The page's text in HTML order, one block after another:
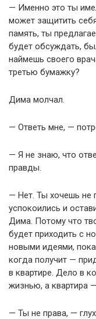
— Именно это ты
может защитить
память, ты
будет обсуждать,
наймешь своего
третью бумажку?
Дима молчал.
— Ответь мне, —
— Я не знаю, что
правды.
— Нет. Ты хочешь не
успокоились и
Дима. Потому что
будет приходить с
новыми идеями, пока
когда получит —
в квартире. Дело в
жизнью, а квартира
— Ты не права, —